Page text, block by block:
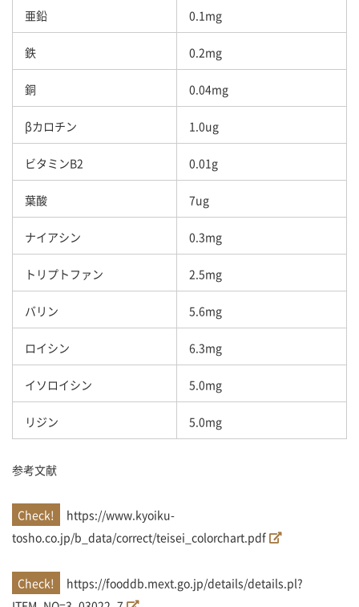
亜鉛 0.1mg
鉄 0.2mg
銅 0.04mg
βカロチン 1.0ug
ビタミンB2 0.01g
葉酸 7ug
ナイアシン 0.3mg
トリプトファン 2.5mg
バリン 5.6mg
ロイシン 6.3mg
イソロイシン 5.0mg
リジン 5.0mg
参考文献
https://www.kyoiku-
tosho.co.jp/b_data/correct/teisei_colorchart.pdf
https://fooddb.mext.go.jp/details/details.pl?